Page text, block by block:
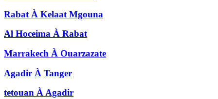
Rabat À Kelaat Mgouna
Al Hoceima À Rabat
Marrakech À Ouarzazate
Agadir À Tanger
tetouan ÀAgadir